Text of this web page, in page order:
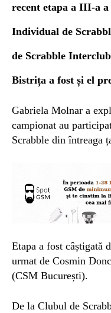
recent etapa a III-a a
Individual de
de Scrabble
Bistrița a fost și el
Gabriela Molnar a
campionat au
Scrabble din întreaga
Etapa a fost câștigată
urmat de Cosmin
(CSM București).
De la Clubul de